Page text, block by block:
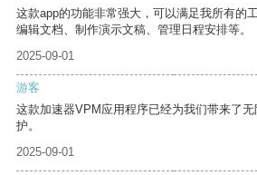
这款app的功能非常强大，可以满足我所有的
编辑文档、制作演示文稿、管理日程安排等。
2025-09-01
游客
这款加速器VPM应用程序已经为我们带来了
护。
2025-09-01